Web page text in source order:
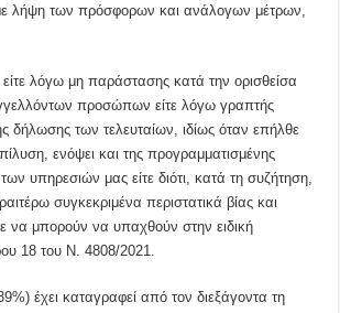
λήψη των πρόσφορων και ανάλογων μέτρων,
λόγω μη παράστασης κατά την ορισθείσα
προσώπων είτε λόγω γραπτής
δήλωσης των τελευταίων, ιδίως όταν επήλθε
ενόψει και της προγραμματισμένης
υπηρεσιών μας είτε διότι, κατά τη συζήτηση,
συγκεκριμένα περιστατικά βίας και
να μπορούν να υπαχθούν στην ειδική
18 του Ν. 4808/2021.
έχει καταγραφεί από τον διεξάγοντα τη